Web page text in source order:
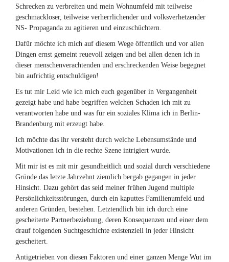
Schrecken zu verbreiten und mein Wohnumfeld mit teilweise
geschmackloser, teilweise verherrlichender und volksverhetzender
NS- Propaganda zu agitieren und einzuschüchtern.
Dafür möchte ich mich auf diesem Wege öffentlich und vor allen
Dingen ernst gemeint reuevoll zeigen und bei allen denen ich in
dieser menschenverachtenden und erschreckenden Weise begegnet
bin aufrichtig entschuldigen!
Es tut mir Leid wie ich mich euch gegenüber in Vergangenheit
gezeigt habe und habe begriffen welchen Schaden ich mit zu
verantworten habe und was für ein soziales Klima ich in Berlin-
Brandenburg mit erzeugt habe.
Ich möchte das ihr versteht durch welche Lebensumstände und
Motivationen ich in die rechte Szene intrigiert wurde.
Mit mir ist es mit mir gesundheitlich und sozial durch verschiedene
Gründe das letzte Jahrzehnt ziemlich bergab gegangen in jeder
Hinsicht. Dazu gehört das seid meiner frühen Jugend multiple
Persönlichkeitsstörungen, durch ein kaputtes Familienumfeld und
anderen Gründen, bestehen. Letztendlich bin ich durch eine
gescheiterte Partnerbeziehung, deren Konsequenzen und einer dem
drauf folgenden Suchtgeschichte existenziell in jeder Hinsicht
gescheitert.
Antigetrieben von diesen Faktoren und einer ganzen Menge Wut im